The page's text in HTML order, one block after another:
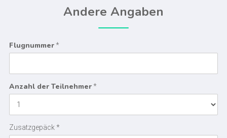
Andere Angaben
Flugnummer*
Anzahl der Teilnehmer*
Zusatzgepäck *